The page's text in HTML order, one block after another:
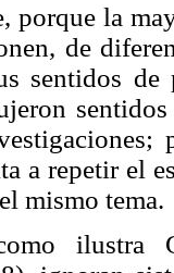
porque la
de
sentidos de
a repetir el
mismo tema.